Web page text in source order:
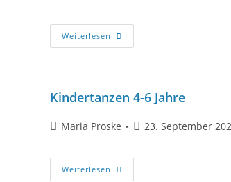
Weiterlesen
Kindertanzen 4-6 Jahre
Maria Proske 23. September
Weiterlesen